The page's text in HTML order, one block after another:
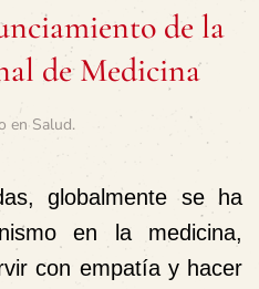
de la
de Medicina
en Salud.
globalmente se ha
en la medicina,
con empatía y hacer